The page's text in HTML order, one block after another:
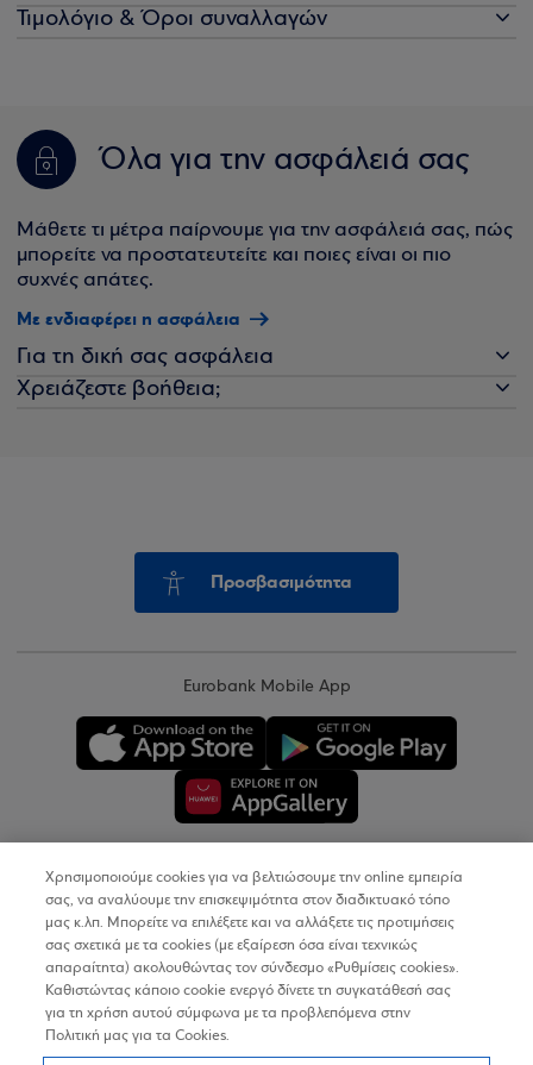
Τιμολόγιο & Όροι συναλλαγών
Όλα για την ασφάλειά σας
Μάθετε τι μέτρα παίρνουμε για την ασφάλειά σας, πώς
μπορείτε να προστατευτείτε και ποιες είναι οι πιο
συχνές απάτες.
Με ενδιαφέρει η ασφάλεια
Για τη δική σας ασφάλεια
Χρειάζεστε βοήθεια;
Προσβασιμότητα
Eurobank Mobile App
Copyright © 2026
Όροι Χρήσης
Προσωπικά Δεδομένα στον Διαδικτυακό Τόπο
Χρησιμοποιούμε cookies για να βελτιώσουμε την online εμπειρία
σας, να αναλύουμε την επισκεψιμότητα στον διαδικτυακό τόπο
μας κ.λπ. Μπορείτε να επιλέξετε και να αλλάξετε τις προτιμήσεις
σας σχετικά με τα cookies (με εξαίρεση όσα είναι τεχνικώς
απαραίτητα) ακολουθώντας τον σύνδεσμο «Ρυθμίσεις cookies».
Καθιστώντας κάποιο cookie ενεργό δίνετε τη συγκατάθεσή σας
για τη χρήση αυτού σύμφωνα με τα προβλεπόμενα στην
Πολιτική μας για τα Cookies.